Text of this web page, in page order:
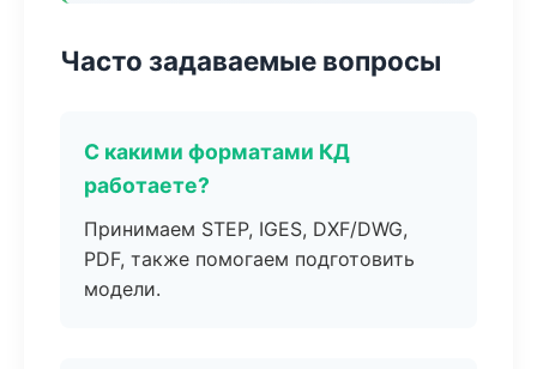
Часто задаваемые вопросы
С какими форматами КД
работаете?
Принимаем STEP, IGES, DXF/DWG,
PDF, также помогаем подготовить
модели.